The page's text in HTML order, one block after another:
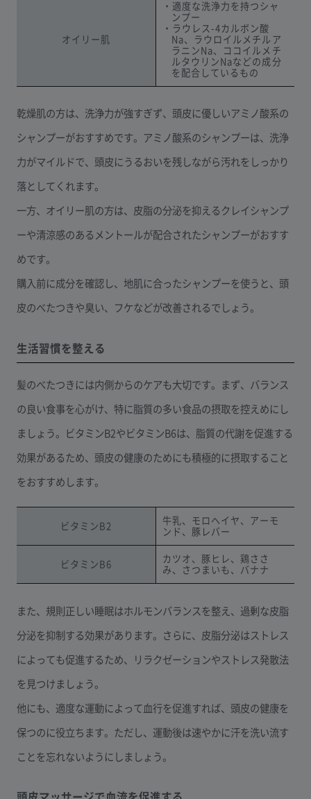
オイリー肌
・適度な洗浄力を持つシャ
ンプー
・ラウレス-4カルボン酸
Na、ラウロイルメチルア
ラニンNa、ココイルメチ
ルタウリンNaなどの成分
を配合しているもの
乾燥肌の方は、洗浄力が強すぎず、頭皮に優しいアミノ酸系の
シャンプーがおすすめです。アミノ酸系のシャンプーは、洗浄
力がマイルドで、頭皮にうるおいを残しながら汚れをしっかり
落としてくれます。
一方、オイリー肌の方は、皮脂の分泌を抑えるクレイシャンプ
ーや清涼感のあるメントールが配合されたシャンプーがおすす
めです。
購入前に成分を確認し、地肌に合ったシャンプーを使うと、頭
皮のべたつきや臭い、フケなどが改善されるでしょう。
生活習慣を整える
髪のべたつきには内側からのケアも大切です。まず、バランス
の良い食事を心がけ、特に脂質の多い食品の摂取を控えめにし
ましょう。ビタミンB2やビタミンB6は、脂質の代謝を促進する
効果があるため、頭皮の健康のためにも積極的に摂取すること
をおすすめします。
ビタミンB2
牛乳、モロヘイヤ、アーモ
ンド、豚レバー
ビタミンB6
カツオ、豚ヒレ、鶏ささ
み、さつまいも、バナナ
また、規則正しい睡眠はホルモンバランスを整え、過剰な皮脂
分泌を抑制する効果があります。さらに、皮脂分泌はストレス
によっても促進するため、リラクゼーションやストレス発散法
を見つけましょう。
他にも、適度な運動によって血行を促進すれば、頭皮の健康を
保つのに役立ちます。ただし、運動後は速やかに汗を洗い流す
ことを忘れないようにしましょう。